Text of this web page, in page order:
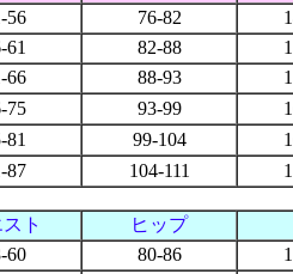
56 76-82
61 82-88
66 88-93
75 93-99
81 99-104
87 104-111
ト ヒップ
60 80-86